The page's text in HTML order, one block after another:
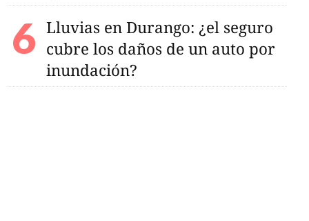
Lluvias en Durango: ¿el seguro
cubre los daños de un auto por
inundación?